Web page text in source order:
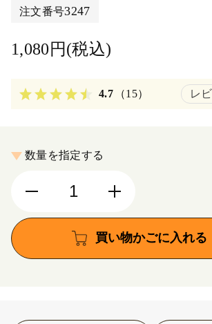
注文番号3247
1,080円(税込)
4.7 （15） レ
数量を指定する
買い物かごに入れる